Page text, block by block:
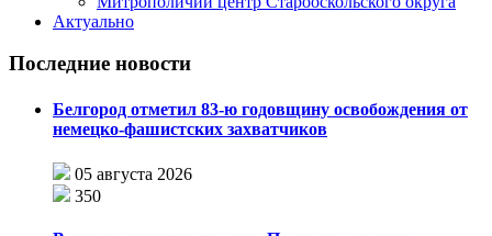
Актуально
Последние новости
Белгород отметил 83-ю годовщину освобождения от
немецко-фашистских захватчиков
05 августа 2026
350